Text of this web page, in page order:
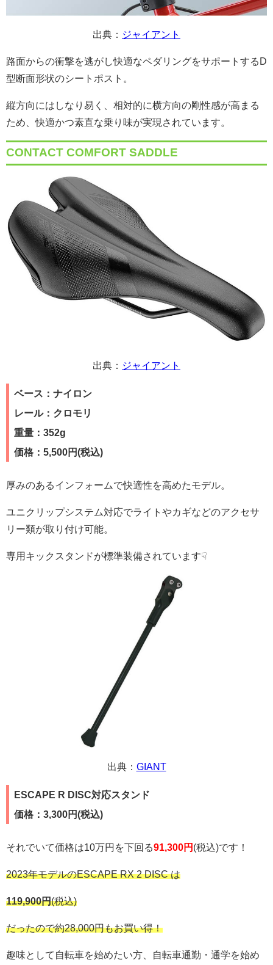
出典： ジャイアント
路面からの衝撃を逃がし快適なペダリングをサポートするD
型断面形状のシートポスト。
縦方向にはしなり易く、相対的に横方向の剛性感が高まる
ため、快適かつ素直な乗り味が実現されています。
CONTACT COMFORT SADDLE
出典： ジャイアント
ベース：ナイロン
レール：クロモリ
重量：352g
価格：5,500円(税込)
厚みのあるインフォームで快適性を高めたモデル。
ユニクリップシステム対応でライトやカギなどのアクセサ
リー類が取り付け可能。
専用キックスタンドが標準装備されています☟
出典： GIANT
ESCAPE R DISC対応スタンド
価格：3,300円(税込)
それでいて価格は10万円を下回る91,300円 (税込)です！
2023年モデルのESCAPE RX 2 DISC は
119,900円(税込)
だったので約28,000円もお買い得！
趣味として自転車を始めたい方、自転車通勤・通学を始め